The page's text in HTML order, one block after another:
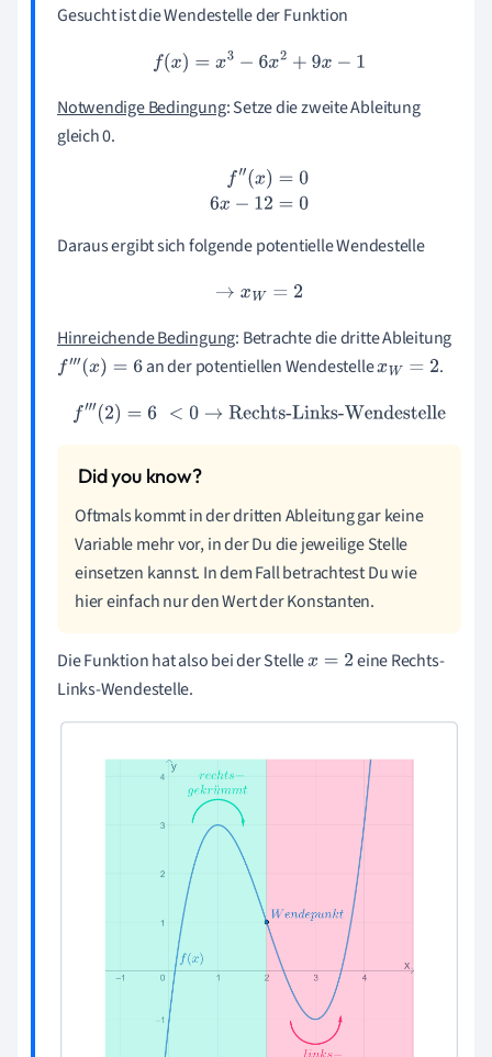
Gesucht ist die Wendestelle der Funktion
f(x)=x 3− 6x2+ 9x− 1
Notwendige Bedingung: Setze die zweite Ableitung
gleich 0.
x)=06x− 12 =0
Daraus ergibt sich folgende potentielle Wendestelle
→xW=2
Hinreichende Bedingung: Betrachte die dritte Ableitung
f‴(x)=6 an der potentiellen WendestellexW= 2
.
f‴( 2) 6< 0→ Rechts-Links-Wendestelle
Oftmals kommt in der dritten Ableitung gar keine
Variable mehr vor, in der Du die jeweilige Stelle
einsetzen kannst. In dem Fall betrachtest Du wie
hier einfach nur den Wert der Konstanten.
Die Funktion hat also bei der Stellex= 2
eine Rechts-
Links-Wendestelle.